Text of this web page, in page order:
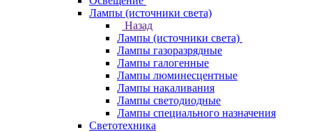
Лампы (источники света)
Назад
Лампы (источники света)
Лампы газоразрядные
Лампы галогенные
Лампы люминесцентные
Лампы накаливания
Лампы светодиодные
Лампы специального назначения
Светотехника